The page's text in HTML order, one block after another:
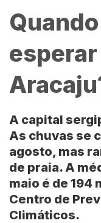
A capital
As chuvas se
agosto, mas
de praia. A
maio é de 194
Centro de
Climáticos.